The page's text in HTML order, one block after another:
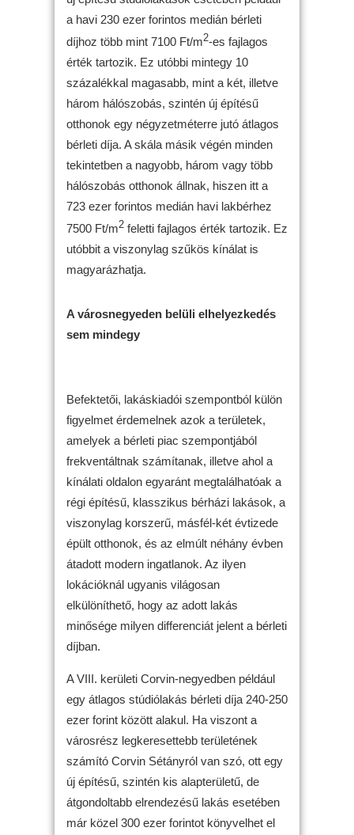
a havi 230 ezer forintos medián bérleti
díjhoz több mint 7100 Ft/m2-es fajlagos
érték tartozik. Ez utóbbi mintegy 10
százalékkal magasabb, mint a két, illetve
három hálószobás, szintén új építésű
otthonok egy négyzetméterre jutó átlagos
bérleti díja. A skála másik végén minden
tekintetben a nagyobb, három vagy több
hálószobás otthonok állnak, hiszen itt a
723 ezer forintos medián havi lakbérhez
7500 Ft/m2 feletti fajlagos érték tartozik. Ez
utóbbit a viszonylag szűkös kínálat is
magyarázhatja.
A városnegyeden belüli elhelyezkedés
sem mindegy
Befektetői, lakáskiadói szempontból külön
figyelmet érdemelnek azok a területek,
amelyek a bérleti piac szempontjából
frekventáltnak számítanak, illetve ahol a
kínálati oldalon egyaránt megtalálhatóak a
régi építésű, klasszikus bérházi lakások, a
viszonylag korszerű, másfél-két évtizede
épült otthonok, és az elmúlt néhány évben
átadott modern ingatlanok. Az ilyen
lokációknál ugyanis világosan
elkülöníthető, hogy az adott lakás
minősége milyen differenciát jelent a bérleti
díjban.
A VIII. kerületi Corvin-negyedben például
egy átlagos stúdiólakás bérleti díja 240-250
ezer forint között alakul. Ha viszont a
városrész legkeresettebb területének
számító Corvin Sétányról van szó, ott egy
új építésű, szintén kis alapterületű, de
átgondoltabb elrendezésű lakás esetében
már közel 300 ezer forintot könyvelhet el